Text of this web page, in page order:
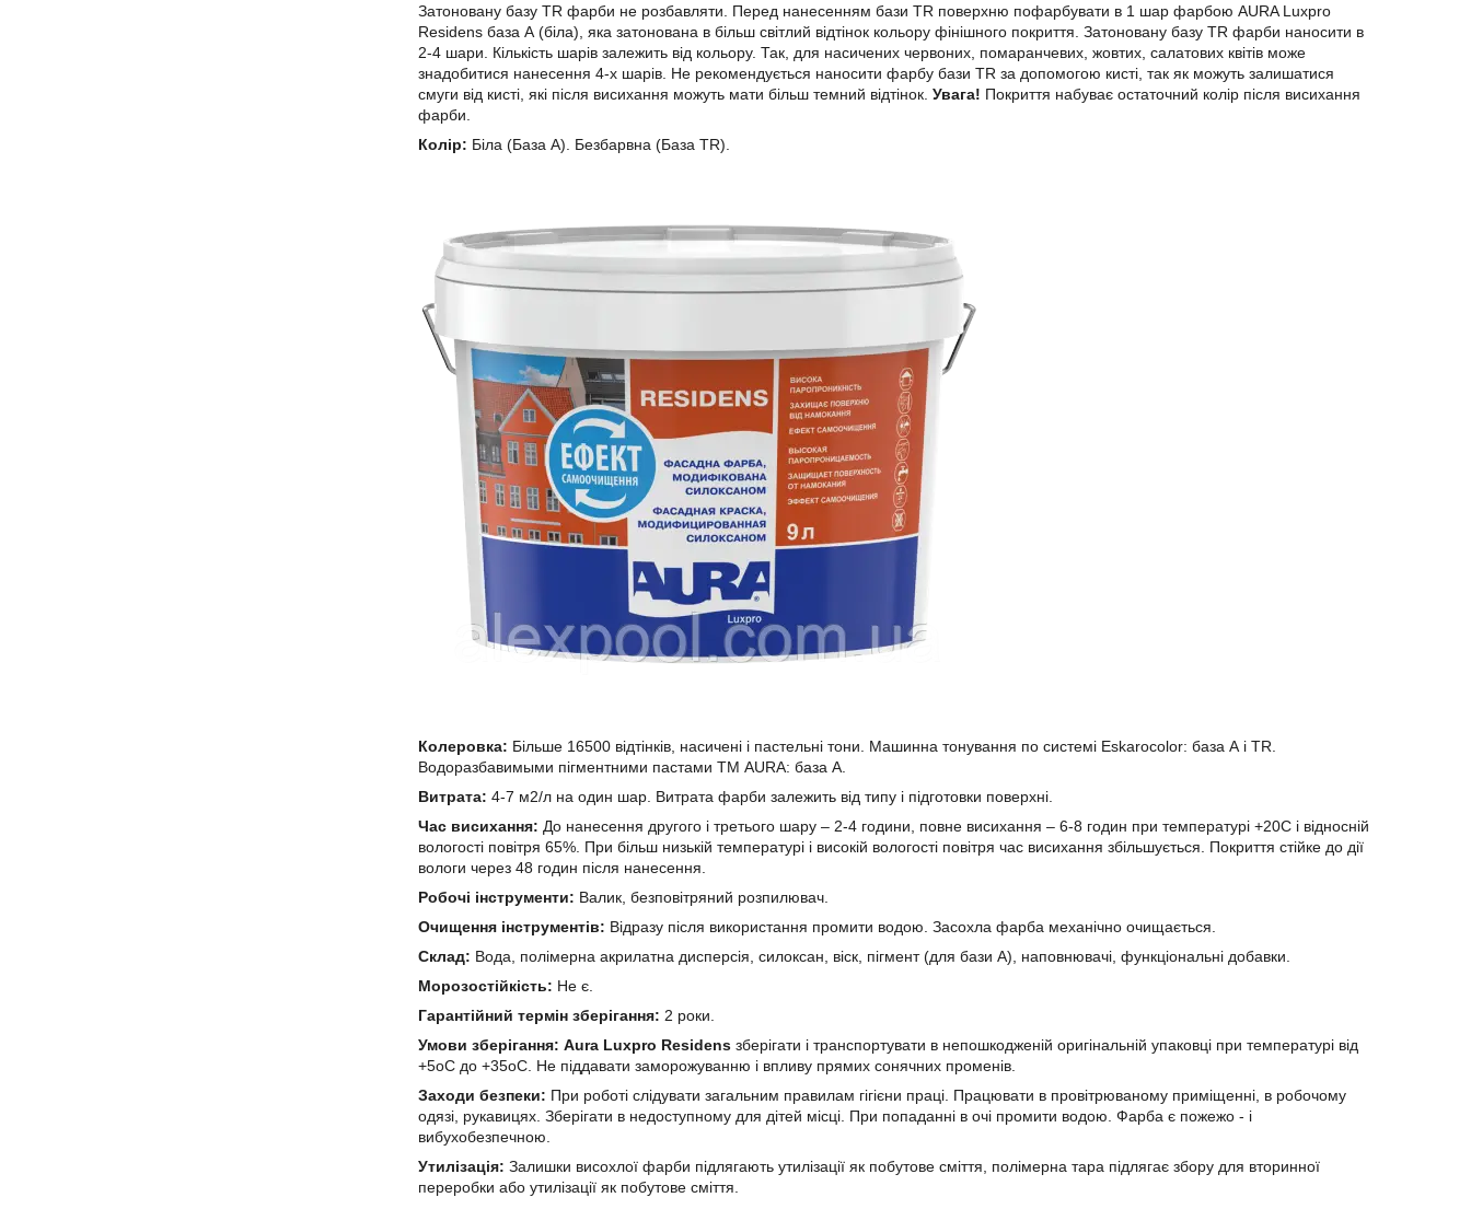
Затоновану базу TR фарби не розбавляти. Перед нанесенням бази TR поверхню пофарбувати в 1 шар фарбою AURA Luxpro
Residens база А (біла), яка затонована в більш світлий відтінок кольору фінішного покриття. Затоновану базу TR фарби наносити в
2-4 шари. Кількість шарів залежить від кольору. Так, для насичених червоних, помаранчевих, жовтих, салатових квітів може
знадобитися нанесення 4-х шарів. Не рекомендується наносити фарбу бази TR за допомогою кисті, так як можуть залишатися
смуги від кисті, які після висихання можуть мати більш темний відтінок. Увага! Покриття набуває остаточний колір після висихання
фарби.
Колір: Біла (База А). Безбарвна (База TR).
Колеровка: Більше 16500 відтінків, насичені і пастельні тони. Машинна тонування по системі Eskarocolor: база А і TR.
Водоразбавимыми пігментними пастами ТМ AURA: база А.
Витрата: 4-7 м2/л на один шар. Витрата фарби залежить від типу і підготовки поверхні.
Час висихання: До нанесення другого і третього шару – 2-4 години, повне висихання – 6-8 годин при температурі +20C і відносній
вологості повітря 65%. При більш низькій температурі і високій вологості повітря час висихання збільшується. Покриття стійке до дії
вологи через 48 годин після нанесення.
Робочі інструменти: Валик, безповітряний розпилювач.
Очищення інструментів: Відразу після використання промити водою. Засохла фарба механічно очищається.
Склад: Вода, полімерна акрилатна дисперсія, силоксан, віск, пігмент (для бази А), наповнювачі, функціональні добавки.
Морозостійкість: Не є.
Гарантійний термін зберігання: 2 роки.
Умови зберігання: Aura Luxpro Residens зберігати і транспортувати в непошкодженій оригінальній упаковці при температурі від
+5оС до +35оС. Не піддавати заморожуванню і впливу прямих сонячних променів.
Заходи безпеки: При роботі слідувати загальним правилам гігієни праці. Працювати в провітрюваному приміщенні, в робочому
одязі, рукавицях. Зберігати в недоступному для дітей місці. При попаданні в очі промити водою. Фарба є пожежо - і
вибухобезпечною.
Утилізація: Залишки висохлої фарби підлягають утилізації як побутове сміття, полімерна тара підлягає збору для вторинної
переробки або утилізації як побутове сміття.